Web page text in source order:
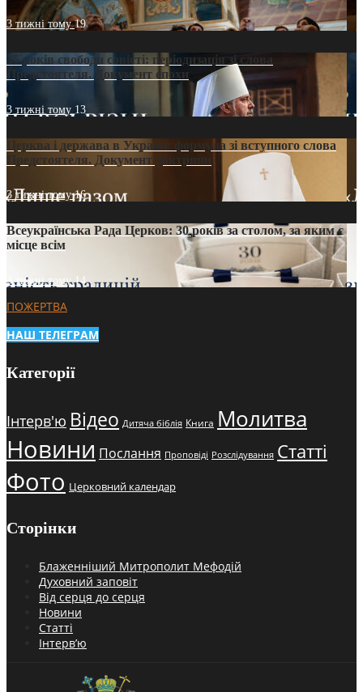
3 тижні тому19
35 років свободи совісті: періодизація зі слова
Предстоятеля. Документ епохи
3 тижні тому 13
Церква і держава в Україні: формула зі вступного слова
Предстоятеля. Документ доктрини
3 тижні тому16
Всеукраїнська Рада Церков: 30 років за столом, за яким є
місце всім
3 тижні тому14
ПОЖЕРТВА
НАШ ТЕЛЕГРАМ
Категорії
Інтерв'ю Відео Дитяча біблія Книга Молитва
Новини Послання Проповіді Розслідування Статті
Фото Церковний календар
Сторінки
Блаженніший Митрополит Мефодій
Духовний заповіт
Від серця до серця
Новини
Статті
Інтерв’ю